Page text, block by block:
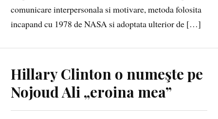
comunicare interpersonala si motivare, metoda folosita
incapand cu 1978 de NASA si adoptata ulterior de […]
Hillary Clinton o numeşte pe
Nojoud Ali „eroina mea”